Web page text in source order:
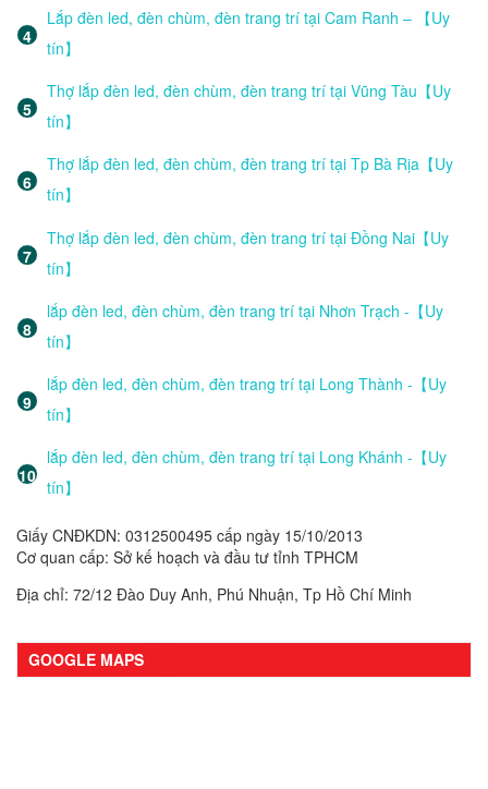
Lắp đèn led, đèn chùm, đèn trang trí tại Cam Ranh – 【Uy
tín】
Thợ lắp đèn led, đèn chùm, đèn trang trí tại Vũng Tàu【Uy
tín】
Thợ lắp đèn led, đèn chùm, đèn trang trí tại Tp Bà Rịa【Uy
tín】
Thợ lắp đèn led, đèn chùm, đèn trang trí tại Đồng Nai【Uy
tín】
lắp đèn led, đèn chùm, đèn trang trí tại Nhơn Trạch -【Uy
tín】
lắp đèn led, đèn chùm, đèn trang trí tại Long Thành -【Uy
tín】
lắp đèn led, đèn chùm, đèn trang trí tại Long Khánh -【Uy
tín】
Giấy CNĐKDN: 0312500495 cấp ngày 15/10/2013
Cơ quan cấp: Sở kế hoạch và đầu tư tỉnh TPHCM
Địa chỉ: 72/12 Đào Duy Anh, Phú Nhuận, Tp Hồ Chí Minh
GOOGLE MAPS